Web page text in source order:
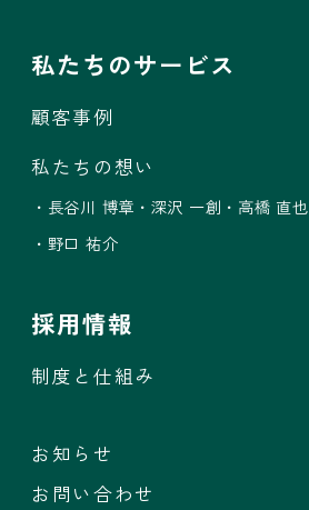
私たちのサービス
顧客事例
私たちの想い
・長谷川 博章 ・深沢 一創 ・高橋 直也
・野口 祐介
採用情報
制度と仕組み
お知らせ
お問い合わせ